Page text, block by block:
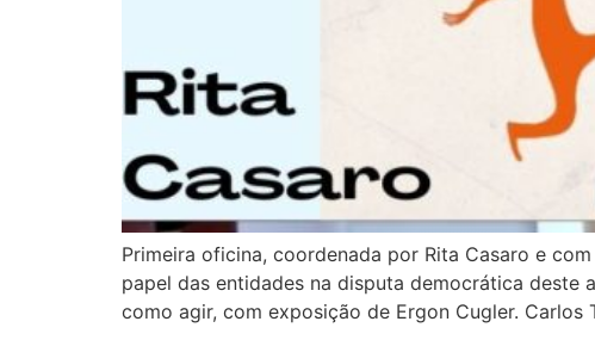
Primeira oficina, coordenada por Rita Casaro e
papel das entidades na disputa democrática deste
como agir, com exposição de Ergon Cugler. Carlos